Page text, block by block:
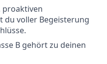
proaktiven
du voller Begeisterung
B gehört zu deinen